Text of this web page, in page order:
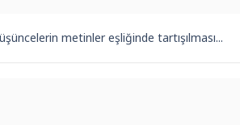
metinler eşliğinde tartışılması...